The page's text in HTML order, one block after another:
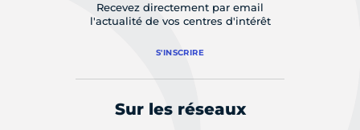
Recevez directement par email
l'actualité de vos centres d'intérêt
S'INSCRIRE
Sur les réseaux